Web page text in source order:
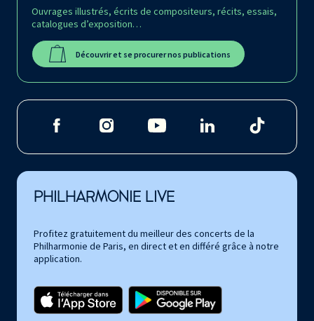
Ouvrages illustrés, écrits de compositeurs, récits, essais,
catalogues d’exposition…
Découvrir et se procurer nos publications
PHILHARMONIE LIVE
Profitez gratuitement du meilleur des concerts de la
Philharmonie de Paris, en direct et en différé grâce à notre
application.